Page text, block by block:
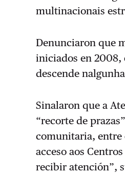
multinacionais
Denunciaron que
iniciados en 2008,
descende
Sinalaron que a
“recorte de
comunitaria, entre
acceso aos
recibir atención”,